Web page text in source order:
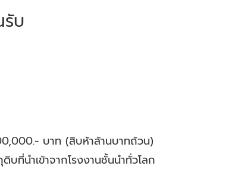
บ
บาท (สิบห้าล้านบาทถ้วน)
ที่นำเข้าจากโรงงานชั้นนำทั่วโลก